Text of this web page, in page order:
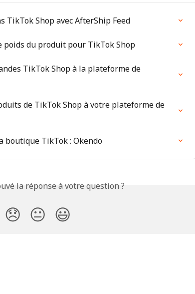
TikTok Shop avec AfterShip Feed
du produit pour TikTok Shop
TikTok Shop à la plateforme de
de TikTok Shop à votre plateforme de
boutique TikTok : Okendo
la réponse à votre question ?
😞 😐 😃